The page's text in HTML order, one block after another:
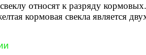
относят к разряду
кормовая свекла является